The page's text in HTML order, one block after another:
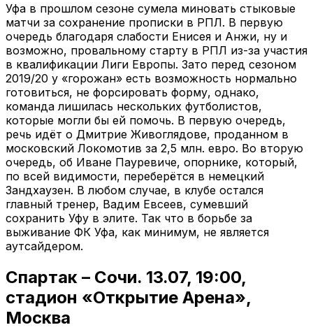
Уфа в прошлом сезоне сумела миновать стыковые
матчи за сохранение прописки в РПЛ. В первую
очередь благодаря слабости Енисея и Анжи, ну и
возможно, провальному старту в РПЛ из-за участия
в квалификации Лиги Европы. Зато перед сезоном
2019/20 у «горожан» есть возможность нормально
готовиться, не форсировать форму, однако,
команда лишилась нескольких футболистов,
которые могли бы ей помочь. В первую очередь,
речь идёт о Дмитрие Живоглядове, проданном в
московский Локомотив за 2,5 млн. евро. Во вторую
очередь, об Иване Пауревиче, опорнике, который,
по всей видимости, переберётся в немецкий
Зандхаузен. В любом случае, в клубе остался
главный тренер, Вадим Евсеев, сумевший
сохранить Уфу в элите. Так что в борьбе за
выживание ФК Уфа, как минимум, не является
аутсайдером.
Спартак – Сочи. 13.07, 19:00,
стадион «Открытие Арена»,
Москва